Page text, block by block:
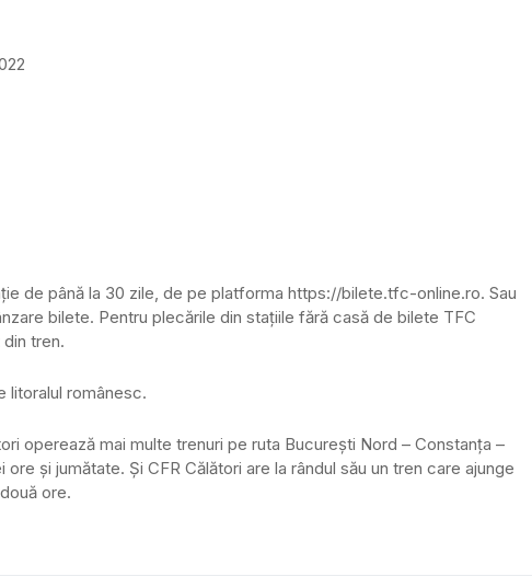
de până la 30 zile, de pe platforma https://bilete.tfc-online.ro. Sau
bilete. Pentru plecările din stațiile fără casă de bilete TFC
tren.
litoralul românesc.
operează mai multe trenuri pe ruta București Nord – Constanța –
și jumătate. Și CFR Călători are la rândul său un tren care ajunge
ore.